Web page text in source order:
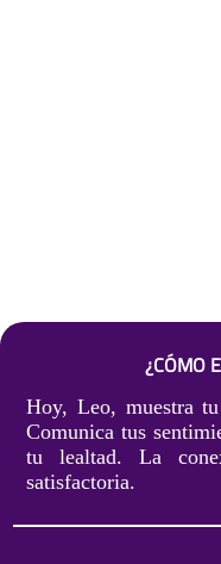
¿CÓMO
Hoy, Leo, muestra
Comunica tus
tu lealtad. La
satisfactoria.